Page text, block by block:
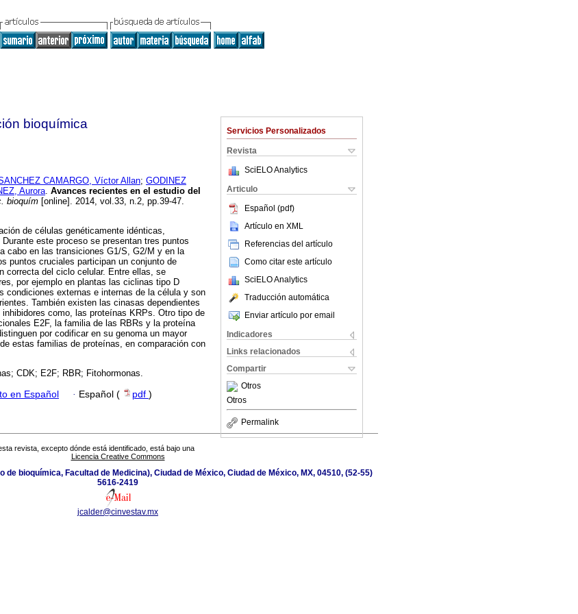
Servicios Personalizados
Revista
SciELO Analytics
Articulo
Español (pdf)
Artículo en XML
Referencias del artículo
Como citar este artículo
SciELO Analytics
Traducción automática
Enviar artículo por email
Indicadores
Links relacionados
Compartir
Otros
Otros
Permalink
bioquímica
CAMARGO, Víctor Allan; GODINEZ
Aurora. Avances recientes en el estudio del
bioquím [online]. 2014, vol.33, n.2, pp.39-47.
de células genéticamente idénticas,
este proceso se presentan tres puntos
cabo en las transiciones G1/S, G2/M y en la
puntos cruciales participan un conjunto de
correcta del ciclo celular. Entre ellas, se
por ejemplo en plantas las ciclinas tipo D
condiciones externas e internas de la célula y son
También existen las cinasas dependientes
como, las proteínas KRPs. Otro tipo de
E2F, la familia de las RBRs y la proteína
por codificar en su genoma un mayor
estas familias de proteínas, en comparación con
CDK; E2F; RBR; Fitohormonas.
en Español · Español ( pdf )
revista, excepto dónde está identificado, está bajo una
Licencia Creative Commons
bioquímica, Facultad de Medicina), Ciudad de México, Ciudad de México, MX, 04510, (52-55)
5616-2419
jcalder@cinvestav.mx